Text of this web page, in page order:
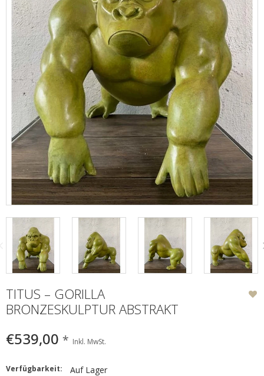
TITUS – GORILLA
BRONZESKULPTUR ABSTRAKT
€539,00 * Inkl. MwSt.
Verfügbarkeit: Auf Lager